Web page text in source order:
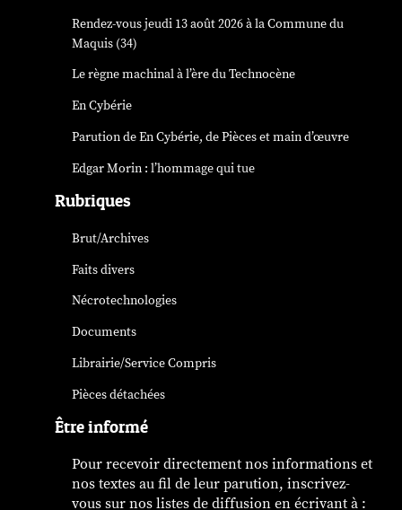
Rendez-vous jeudi 13 août 2026 à la Commune du
Maquis (34)
Le règne machinal à l’ère du Technocène
En Cybérie
Parution deEn Cybérie, de Pièces et main d’œuvre
Edgar Morin : l’hommage qui tue
Rubriques
Brut/Archives
Faits divers
Nécrotechnologies
Documents
Librairie/Service Compris
Pièces détachées
Être informé
Pour recevoir directement nos informations et
nos textes au fil de leur parution, inscrivez-
vous sur nos listes de diffusion en écrivant à :